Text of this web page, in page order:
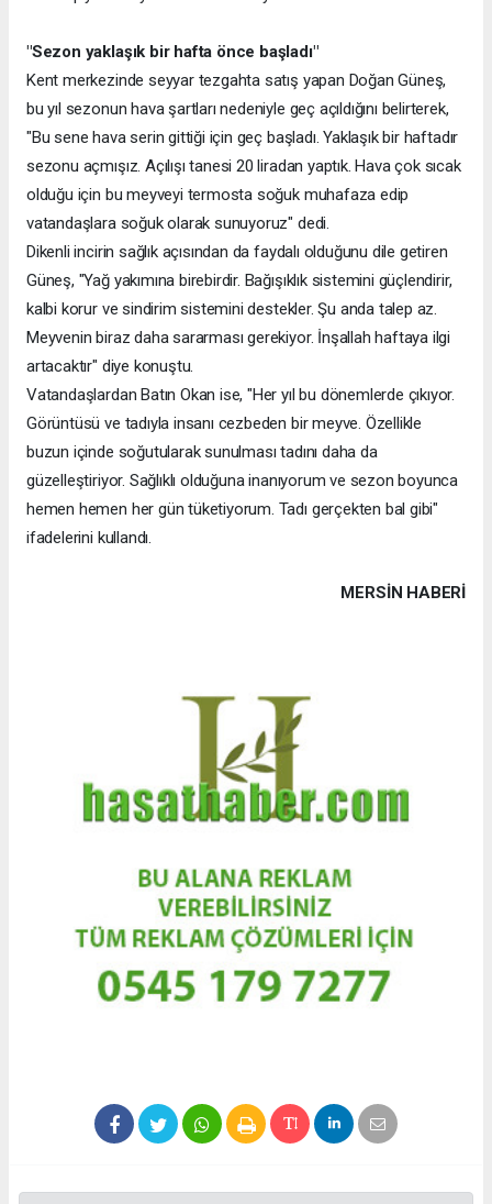
"Sezon yaklaşık bir hafta önce başladı"
Kent merkezinde seyyar tezgahta satış yapan Doğan Güneş,
bu yıl sezonun hava şartları nedeniyle geç açıldığını belirterek,
"Bu sene hava serin gittiği için geç başladı. Yaklaşık bir haftadır
sezonu açmışız. Açılışı tanesi 20 liradan yaptık. Hava çok sıcak
olduğu için bu meyveyi termosta soğuk muhafaza edip
vatandaşlara soğuk olarak sunuyoruz" dedi.
Dikenli incirin sağlık açısından da faydalı olduğunu dile getiren
Güneş, "Yağ yakımına birebirdir. Bağışıklık sistemini güçlendirir,
kalbi korur ve sindirim sistemini destekler. Şu anda talep az.
Meyvenin biraz daha sararması gerekiyor. İnşallah haftaya ilgi
artacaktır" diye konuştu.
Vatandaşlardan Batın Okan ise, "Her yıl bu dönemlerde çıkıyor.
Görüntüsü ve tadıyla insanı cezbeden bir meyve. Özellikle
buzun içinde soğutularak sunulması tadını daha da
güzelleştiriyor. Sağlıklı olduğuna inanıyorum ve sezon boyunca
hemen hemen her gün tüketiyorum. Tadı gerçekten bal gibi"
ifadelerini kullandı.
MERSIN HABERİ